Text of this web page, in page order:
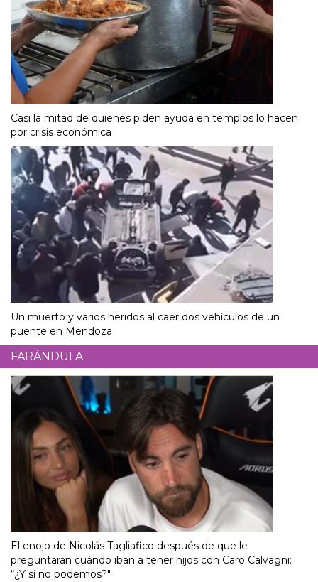
Casi la mitad de quienes piden ayuda en templos lo hacen
por crisis económica
Un muerto y varios heridos al caer dos vehículos de un
puente en Mendoza
FARÁNDULA
El enojo de Nicolás Tagliafico después de que le
preguntaran cuándo iban a tener hijos con Caro Calvagni:
“¿Y si no podemos?"